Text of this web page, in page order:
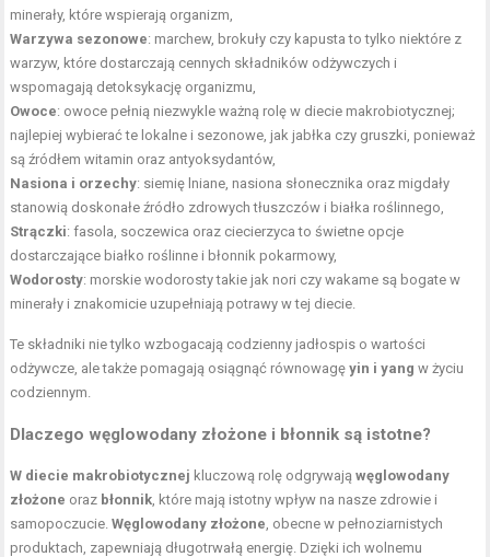
minerały, które wspierają organizm,
Warzywa sezonowe: marchew, brokuły czy kapusta to tylko niektóre z
warzyw, które dostarczają cennych składników odżywczych i
wspomagają detoksykację organizmu,
Owoce: owoce pełnią niezwykle ważną rolę w diecie makrobiotycznej;
najlepiej wybierać te lokalne i sezonowe, jak jabłka czy gruszki, ponieważ
są źródłem witamin oraz antyoksydantów,
Nasiona i orzechy: siemię lniane, nasiona słonecznika oraz migdały
stanowią doskonałe źródło zdrowych tłuszczów i białka roślinnego,
Strączki: fasola, soczewica oraz ciecierzyca to świetne opcje
dostarczające białko roślinne i błonnik pokarmowy,
Wodorosty: morskie wodorosty takie jak nori czy wakame są bogate w
minerały i znakomicie uzupełniają potrawy w tej diecie.
Te składniki nie tylko wzbogacają codzienny jadłospis o wartości
odżywcze, ale także pomagają osiągnąć równowagęyin i yang w życiu
codziennym.
Dlaczego węglowodany złożone i błonnik są istotne?
W diecie makrobiotycznej kluczową rolę odgrywająwęglowodany
złożone oraz błonnik, które mają istotny wpływ na nasze zdrowie i
samopoczucie.Węglowodany złożone, obecne w pełnoziarnistych
produktach, zapewniają długotrwałą energię. Dzięki ich wolnemu